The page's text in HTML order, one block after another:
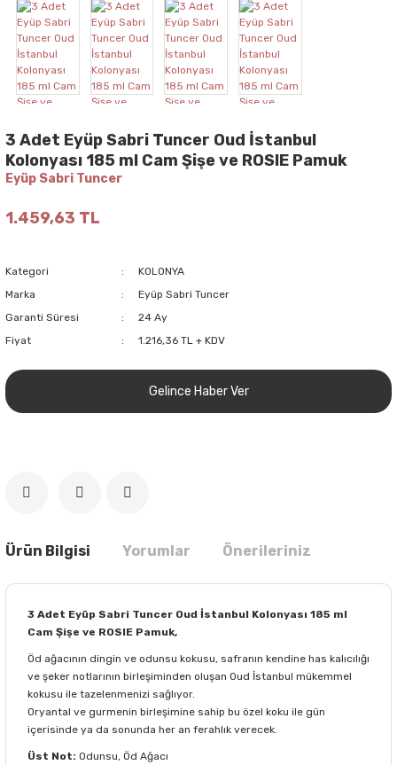
3 Adet Eyüp Sabri Tuncer Oud İstanbul
Kolonyası 185 ml Cam Şişe ve ROSIE Pamuk
Eyüp Sabri Tuncer
1.459,63 TL
Kategori
KOLONYA
Marka
Eyüp Sabri Tuncer
Garanti Süresi
24 Ay
Fiyat
1.216,36 TL + KDV
Gelince Haber Ver
Ürün Bilgisi Yorumlar Önerileriniz
3 Adet Eyüp Sabri Tuncer Oud İstanbul Kolonyası 185 ml
Cam Şişe ve ROSIE Pamuk,
Öd ağacının dingin ve odunsu kokusu, safranın kendine has kalıcılığı
ve şeker notlarının birleşiminden oluşan Oud İstanbul mükemmel
kokusu ile tazelenmenizi sağlıyor.
Oryantal ve gurmenin birleşimine sahip bu özel koku ile gün
içerisinde ya da sonunda her an ferahlık verecek.
Üst Not: Odunsu, Öd Ağacı